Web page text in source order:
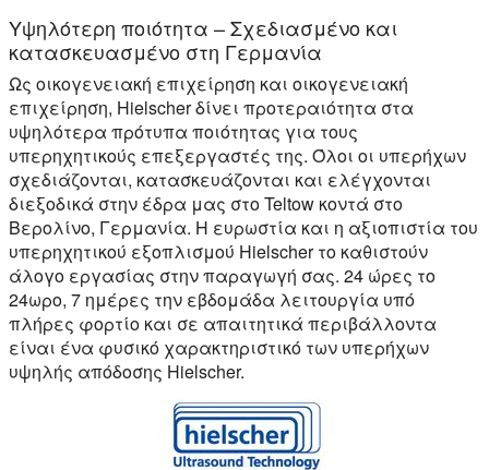
Υψηλότερη ποιότητα – Σχεδιασμένο και
κατασκευασμένο στη Γερμανία
Ως οικογενειακή επιχείρηση και οικογενειακή
επιχείρηση, Hielscher δίνει προτεραιότητα στα
υψηλότερα πρότυπα ποιότητας για τους
υπερηχητικούς επεξεργαστές της. Όλοι οι υπερήχων
σχεδιάζονται, κατασκευάζονται και ελέγχονται
διεξοδικά στην έδρα μας στο Teltow κοντά στο
Βερολίνο, Γερμανία. Η ευρωστία και η αξιοπιστία του
υπερηχητικού εξοπλισμού Hielscher το καθιστούν
άλογο εργασίας στην παραγωγή σας. 24 ώρες το
24ωρο, 7 ημέρες την εβδομάδα λειτουργία υπό
πλήρες φορτίο και σε απαιτητικά περιβάλλοντα
είναι ένα φυσικό χαρακτηριστικό των υπερήχων
υψηλής απόδοσης Hielscher.